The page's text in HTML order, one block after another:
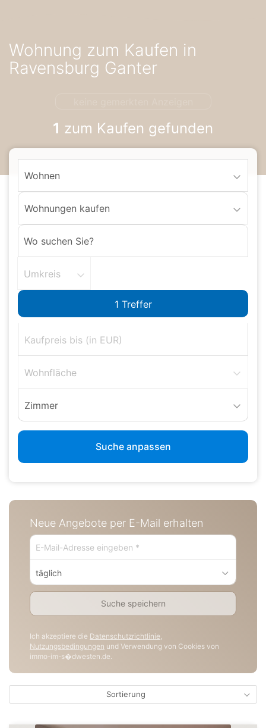
zur
Navigation
zum
Wohnung zum Kaufen in
Ravensburg Ganter
1 zum Kaufen gefunden
Wohnen
Wohnungen kaufen
Umkreis
Wohnfläche
Zimmer
Suche anpassen
Neue Angebote per E-Mail erhalten
täglich
Suche speichern
Ich akzeptiere die Datenschutzrichtlinie,
Nutzungsbedingungen und Verwendung von Cookies von
immo-im-s�dwesten.de.
Sortierung